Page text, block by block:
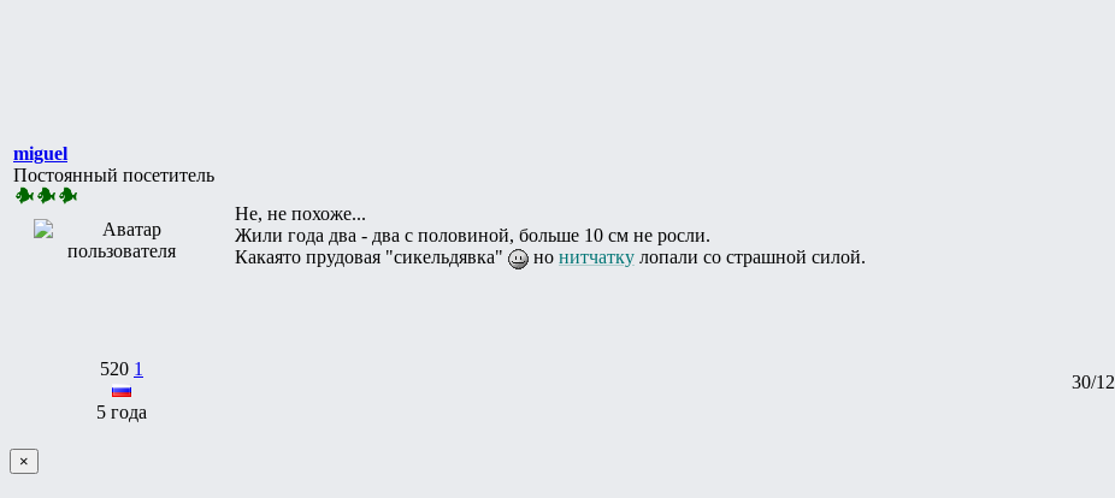
miguel
Постоянный посетитель
520 1
5 года
Не, не похоже...
Жили года два - два с половиной, больше 10 см не росли.
Какаято прудовая "сикельдявка"
но нитчатку лопали со страшной силой.
30/
×